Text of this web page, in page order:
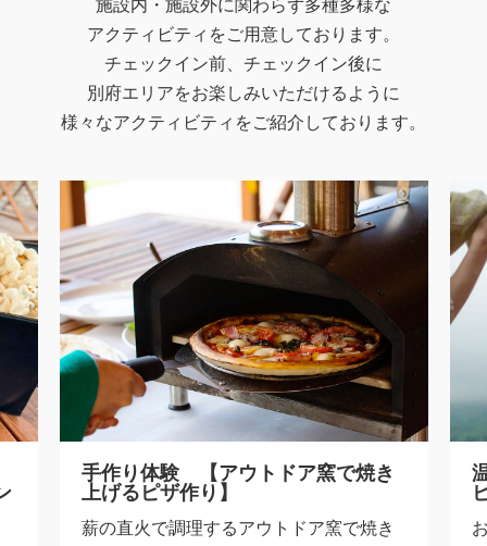
施設内・施設外に関わらず多種多様な
アクティビティをご用意しております。
チェックイン前、チェックイン後に
別府エリアをお楽しみいただけるように
様々なアクティビティをご紹介しております。
温泉染 体験【おんせん県アクティ
ビティ】
おんせん県大分を楽しむ【温泉染】体験